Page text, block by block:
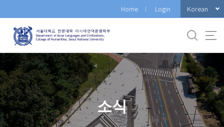
로
메
뉴
Home Login Korean
소식